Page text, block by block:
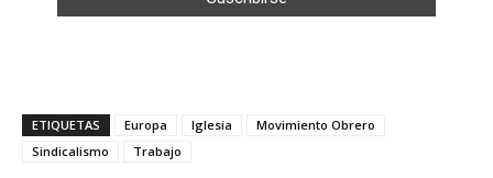
ETIQUETAS Europa Iglesia
Movimiento Obrero
Sindicalismo
Trabajo